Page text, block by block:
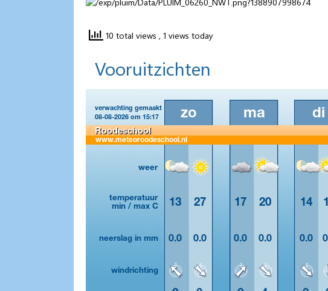
10 total views , 1 views today
Vooruitzichten